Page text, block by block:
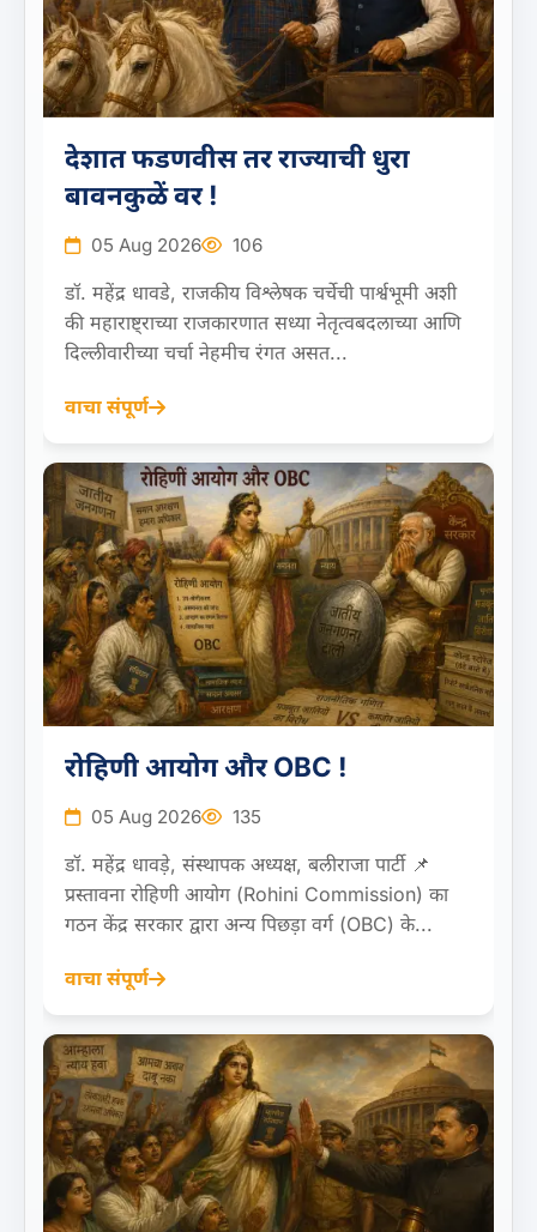
देशात फडणवीस तर राज्याची धुरा
बावनकुळें वर !
05 Aug 2026 106
डॉ. महेंद्र धावडे, राजकीय विश्लेषक चर्चेची पार्श्वभूमी अशी
की महाराष्ट्राच्या राजकारणात सध्या नेतृत्वबदलाच्या आणि
दिल्लीवारीच्या चर्चा नेहमीच रंगत असत...
वाचा संपूर्ण
रोहिणी आयोग और OBC !
05 Aug 2026 135
डॉ. महेंद्र धावड़े, संस्थापक अध्यक्ष, बलीराजा पार्टी 📌
प्रस्तावना रोहिणी आयोग (Rohini Commission) का
गठन केंद्र सरकार द्वारा अन्य पिछड़ा वर्ग (OBC) के...
वाचा संपूर्ण